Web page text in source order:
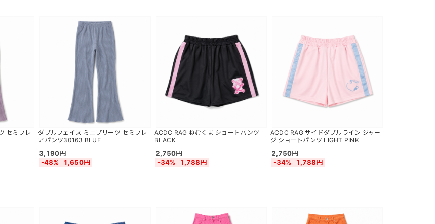
セミフレ
ダブルフェイス ミニプリーツ セミフレ
アパンツ30163 BLUE
3,190円
-48%
1,650円
ACDC RAG ねむくま ショートパンツ
BLACK
2,750円
-34%
1,788円
ACDC RAG サイドダブルライン ジャー
ジ ショートパンツ LIGHT PINK
2,750円
-34%
1,788円